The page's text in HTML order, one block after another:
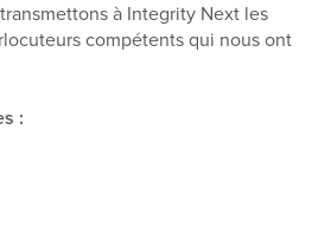
à Integrity Next les
compétents qui nous ont
: